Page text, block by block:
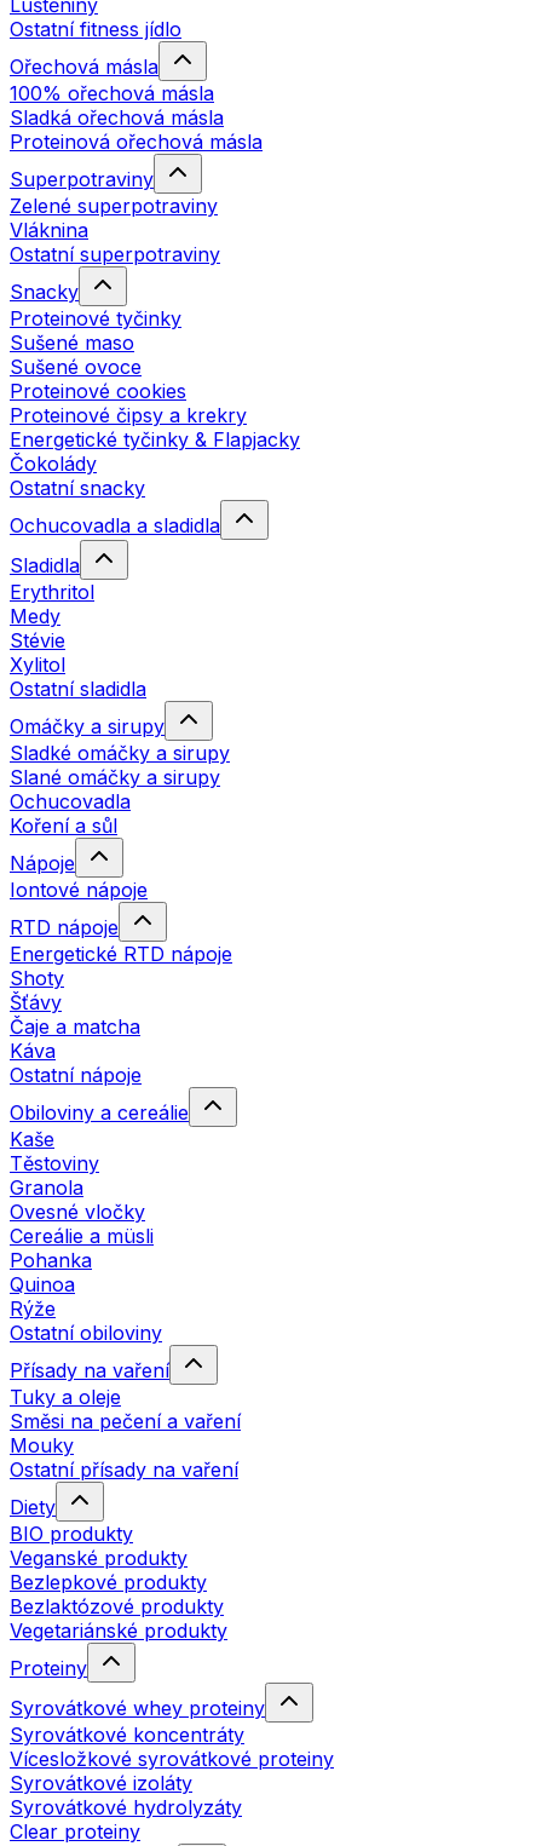
Luštěniny
Ostatní fitness jídlo
Ořechová másla
100% ořechová másla
Sladká ořechová másla
Proteinová ořechová másla
Superpotraviny
Zelené superpotraviny
Vláknina
Ostatní superpotraviny
Snacky
Proteinové tyčinky
Sušené maso
Sušené ovoce
Proteinové cookies
Proteinové čipsy a krekry
Energetické tyčinky & Flapjacky
Čokolády
Ostatní snacky
Ochucovadla a sladidla
Sladidla
Erythritol
Medy
Stévie
Xylitol
Ostatní sladidla
Omáčky a sirupy
Sladké omáčky a sirupy
Slané omáčky a sirupy
Ochucovadla
Koření a sůl
Nápoje
Iontové nápoje
RTD nápoje
Energetické RTD nápoje
Shoty
Šťávy
Čaje a matcha
Káva
Ostatní nápoje
Obiloviny a cereálie
Kaše
Těstoviny
Granola
Ovesné vločky
Cereálie a müsli
Pohanka
Quinoa
Rýže
Ostatní obiloviny
Přísady na vaření
Tuky a oleje
Směsi na pečení a vaření
Mouky
Ostatní přísady na vaření
Diety
BIO produkty
Veganské produkty
Bezlepkové produkty
Bezlaktózové produkty
Vegetariánské produkty
Proteiny
Syrovátkové whey proteiny
Syrovátkové koncentráty
Vícesložkové syrovátkové proteiny
Syrovátkové izoláty
Syrovátkové hydrolyzáty
Clear proteiny